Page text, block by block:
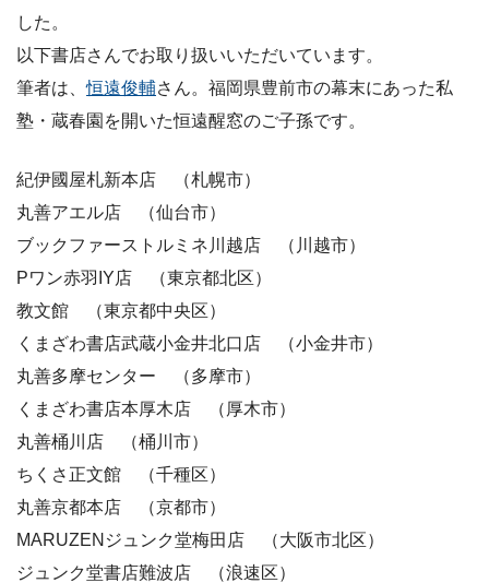
した。
以下書店さんでお取り扱いいただいています。
筆者は、恒遠俊輔さん。福岡県豊前市の幕末にあった私
塾・蔵春園を開いた恒遠醒窓のご子孫です。
紀伊國屋札新本店 （札幌市）
丸善アエル店 （仙台市）
ブックファーストルミネ川越店 （川越市）
Pワン赤羽IY店 （東京都北区）
教文館 （東京都中央区）
くまざわ書店武蔵小金井北口店 （小金井市）
丸善多摩センター （多摩市）
くまざわ書店本厚木店 （厚木市）
丸善桶川店 （桶川市）
ちくさ正文館 （千種区）
丸善京都本店 （京都市）
MARUZENジュンク堂梅田店 （大阪市北区）
ジュンク堂書店難波店 （浪速区）